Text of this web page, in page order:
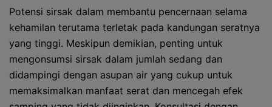
Potensi sirsak dalam membantu pencernaan selama
kehamilan terutama terletak pada kandungan seratnya
yang tinggi. Meskipun demikian, penting untuk
mengonsumsi sirsak dalam jumlah sedang dan
didampingi dengan asupan air yang cukup untuk
memaksimalkan manfaat serat dan mencegah efek